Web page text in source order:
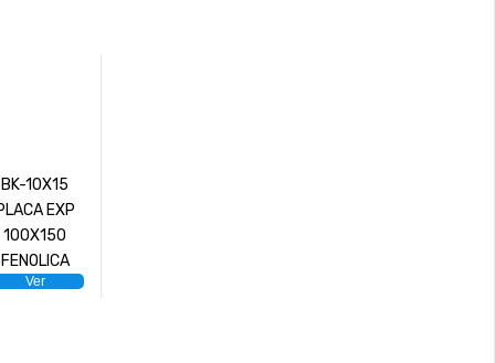
BK-10X15
EXP
100X150
FENOLICA
Ver